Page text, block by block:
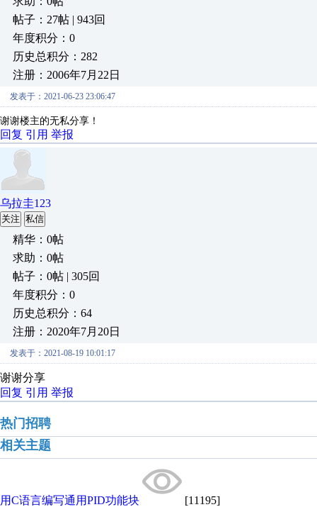
帖子：27帖 | 943回
年度积分：0
历史总积分：282
注册：2006年7月22日
发表于：2021-06-23 23:06:47
谢谢楼主的无私分享！
回复 引用 举报
乌拉圭123
关注 私信
精华：0帖
求助：0帖
帖子：0帖 | 305回
年度积分：0
历史总积分：64
注册：2020年7月20日
发表于：2021-08-19 10:01:17
谢谢分享
回复 引用 举报
热门招聘
相关主题
用C语言编写通用PID功能块 [11195]